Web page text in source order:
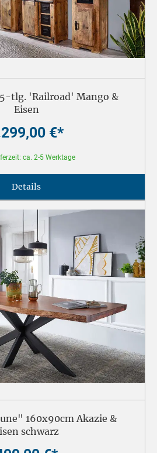
tlg. 'Railroad' Mango &
Eisen
€*
ca. 2-5 Werktage
Details
160x90cm Akazie &
schwarz